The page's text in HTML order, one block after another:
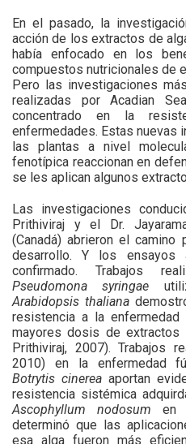
En el pasado, la
acción de los extractos de
había enfocado en los
compuestos nutricionales de
Pero las investigaciones
realizadas por Acadian
concentrado en la
enfermedades. Estas nuevas
las plantas a nivel
fenotípica reaccionan en
se les aplican algunos
Las investigaciones
Prithiviraj y el Dr.
(Canadá) abrieron el
desarrollo. Y los
confirmado. Trabajos
Pseudomona syringae
Arabidopsis thaliana
resistencia a la
mayores dosis de
Prithiviraj, 2007). Trabajos
2010) en la enfermedad
Botrytis cinereaaportan
resistencia sistémica
Ascophyllum nodosum en
determinó que las
esa alga fueron más